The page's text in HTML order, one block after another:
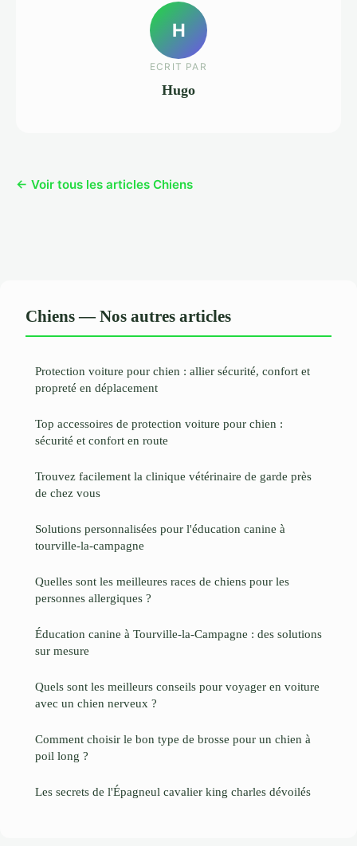
H
ECRIT PAR
Hugo
← Voir tous les articles Chiens
Chiens — Nos autres articles
Protection voiture pour chien : allier sécurité, confort et
propreté en déplacement
Top accessoires de protection voiture pour chien :
sécurité et confort en route
Trouvez facilement la clinique vétérinaire de garde près
de chez vous
Solutions personnalisées pour l'éducation canine à
tourville-la-campagne
Quelles sont les meilleures races de chiens pour les
personnes allergiques ?
Éducation canine à Tourville-la-Campagne : des solutions
sur mesure
Quels sont les meilleurs conseils pour voyager en voiture
avec un chien nerveux ?
Comment choisir le bon type de brosse pour un chien à
poil long ?
Les secrets de l'Épagneul cavalier king charles dévoilés